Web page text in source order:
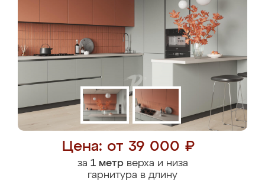
Цена: от 39 000 ₽
за 1 метрверха и низа
гарнитура в длину